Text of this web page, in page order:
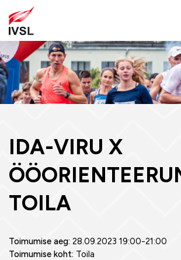
IDA-VIRU X
TOILA
Toimumise aeg: 28.09.2023 19:00-21:00
Toimumise koht: Toila